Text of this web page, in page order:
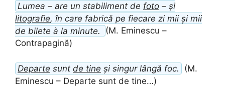
Lumea – are un stabiliment de foto – și
litografie, în care fabrică pe fiecare zi mii și mii
de bilete à la minute.
(M. Eminescu –
Contrapagină)
Departe sunt de tine și singur lângă foc.
(M.
Eminescu – Departe sunt de tine…)